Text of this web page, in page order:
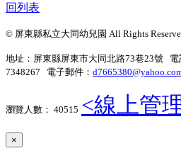
回列表
© 屏東縣私立大同幼兒園 All Rights
地址：屏東縣屏東市大同北路73巷23號 電
7348267 電子郵件：
瀏覽人數： 40515 <線上管
×